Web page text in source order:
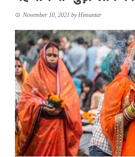
November 10, 2021 byHimantar